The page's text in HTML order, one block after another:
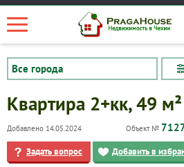
Квартира 2+кк, 49
Добавлено 14.05.2024 Объект №
Задать вопрос Добавить в